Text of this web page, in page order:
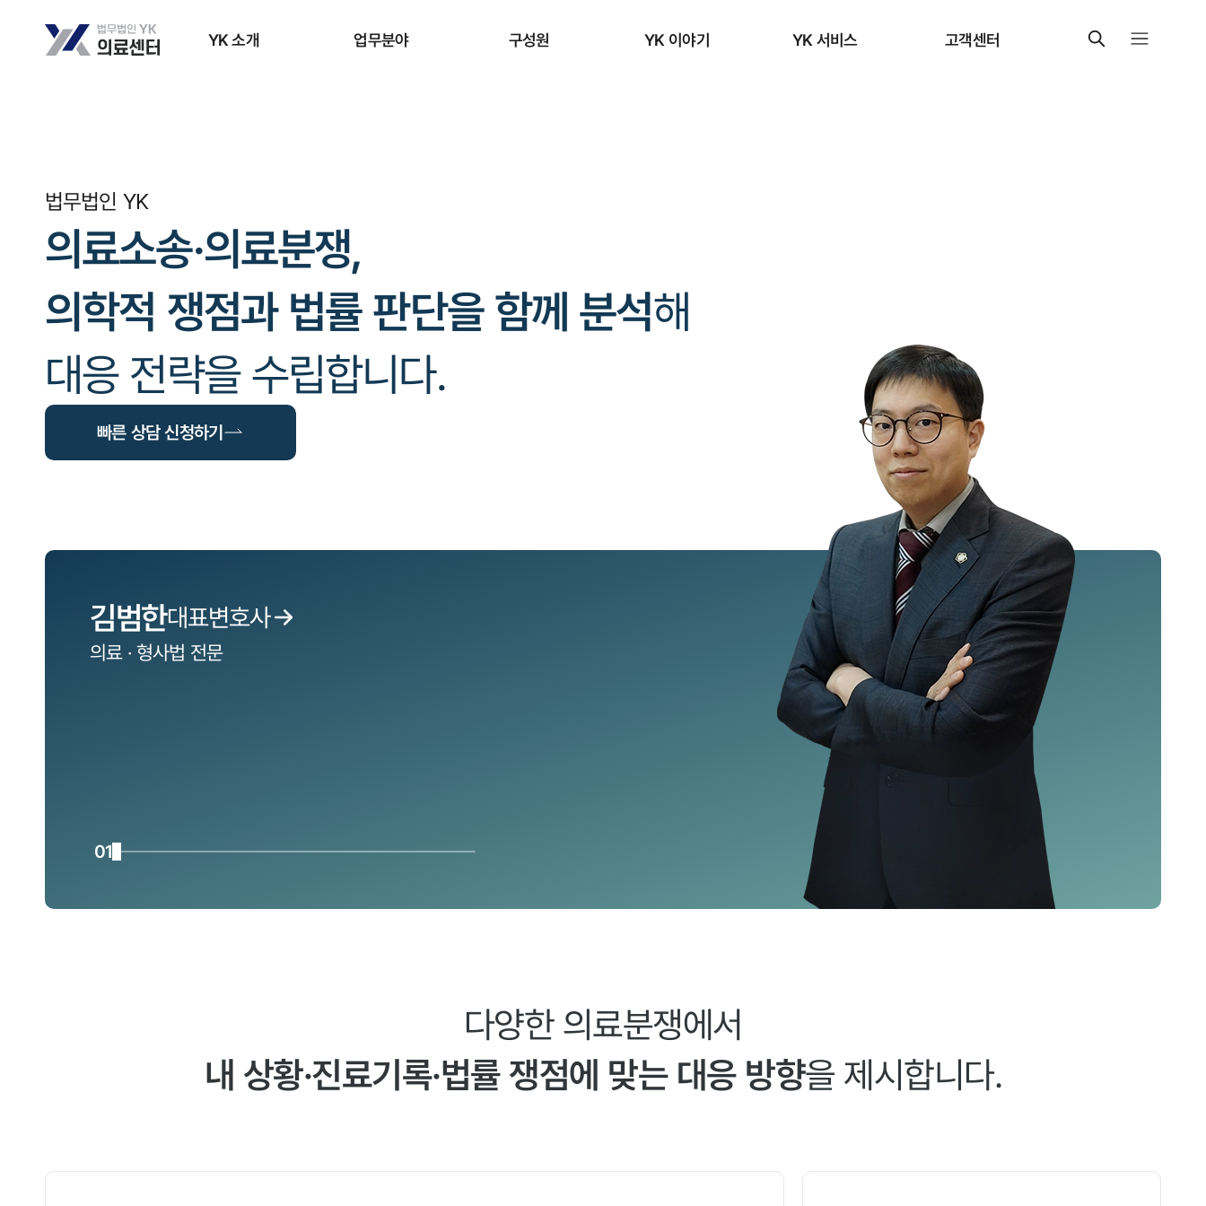
YK 소개 업무분야 구성원 YK 이야기 YK 서비스 고객센터
법무법인 YK
의료소송·의료분쟁,
의학적 쟁점과 법률 판단을 함께 분석해
대응 전략을 수립합니다.
빠른 상담 신청하기
김범한대표변호사
의료 · 형사법 전문
01
다양한 의료분쟁에서
내 상황·진료기록·법률 쟁점에 맞는 대응 방향을 제시합니다.